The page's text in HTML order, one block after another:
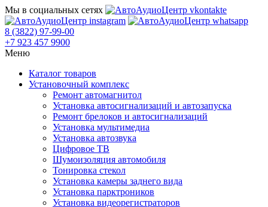
Мы в социальных сетях
8 (3822) 97-99-00
+7 923 457 9900
Меню
Каталог товаров
Установочный комплекс
Ремонт автомагнитол
Установка автосигнализаций и автозапуска
Ремонт брелоков и автосигнализаций
Установка мультимедиа
Установка автозвука
Цифровое ТВ
Шумоизоляция автомобиля
Тонировка стекол
Установка камеры заднего вида
Установка парктроников
Установка видеорегистраторов